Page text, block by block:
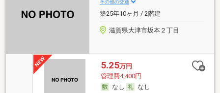
その他の交通
築25年10ヶ月 / 2階建
滋賀県大津市坂本２丁目
5.25万円
管理費4,400円
なし
なし